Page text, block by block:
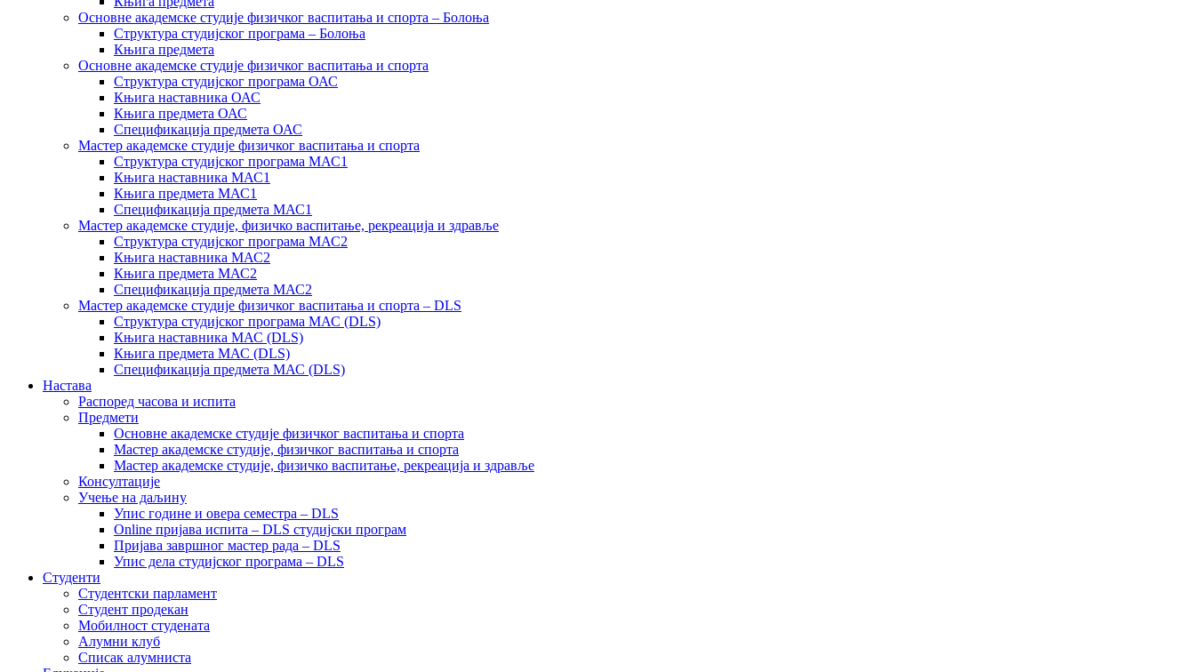
Основне академске студије физичког васпитања и спорта – Болоња
Структура студијског програма – Болоња
Књига предмета
Основне академске студије физичког васпитања и спорта
Структура студијског програма ОАС
Књига наставника ОАС
Књига предмета ОАС
Спецификација предмета ОАС
Мастер академске студије физичког васпитања и спорта
Структура студијског програма МАС1
Књига наставника МАС1
Књига предмета МАС1
Спецификација предмета МАС1
Мастер академске студије, физичко васпитање, рекреација и здравље
Структура студијског програма МАС2
Књига наставника МАС2
Књига предмета МАС2
Спецификација предмета МАС2
Мастер академске студије физичког васпитања и спорта – DLS
Структура студијског програма МАС (DLS)
Књига наставника МАС (DLS)
Књига предмета МАС (DLS)
Спецификација предмета МАС (DLS)
Настава
Распоред часова и испита
Предмети
Основне академске студије физичког васпитања и спорта
Мастер академске студије, физичког васпитања и спорта
Мастер академске студије, физичко васпитање, рекреација и здравље
Консултације
Учење на даљину
Упис године и овера семестра – DLS
Online пријава испита – DLS студијски програм
Пријава завршног мастер рада – DLS
Упис дела студијског програма – DLS
Студенти
Студентски парламент
Студент продекан
Мобилност студената
Алумни клуб
Списак алумниста